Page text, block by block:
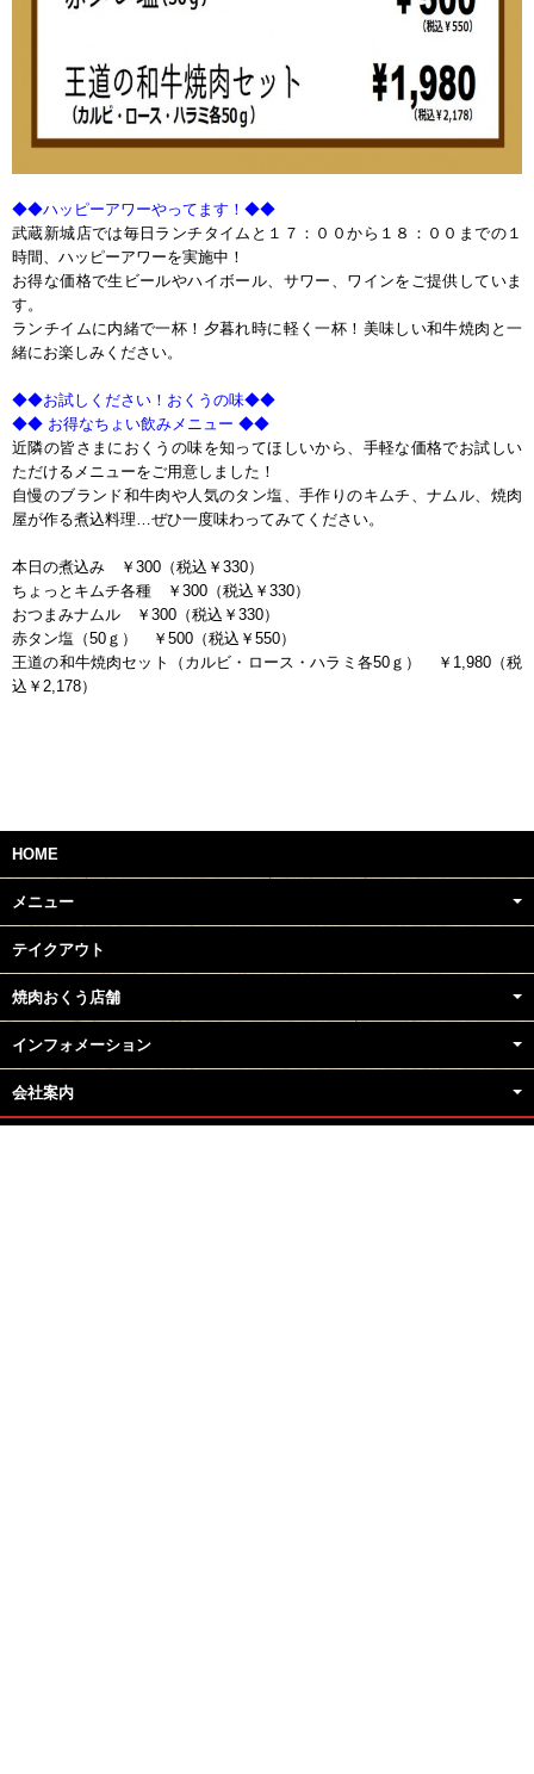
◆◆ハッピーアワーやってます！◆◆
武蔵新城店では毎日ランチタイムと１７：００から１８：００までの１
時間、ハッピーアワーを実施中！
お得な価格で生ビールやハイボール、サワー、ワインをご提供していま
す。
ランチイムに内緒で一杯！夕暮れ時に軽く一杯！美味しい和牛焼肉と一
緒にお楽しみください。
◆◆お試しください！おくうの味◆◆
◆◆ お得なちょい飲みメニュー ◆◆
近隣の皆さまにおくうの味を知ってほしいから、手軽な価格でお試しい
ただけるメニューをご用意しました！
自慢のブランド和牛肉や人気のタン塩、手作りのキムチ、ナムル、焼肉
屋が作る煮込料理…ぜひ一度味わってみてください。
本日の煮込み ￥300（税込￥330）
ちょっとキムチ各種 ￥300（税込￥330）
おつまみナムル ￥300（税込￥330）
赤タン塩（50ｇ） ￥500（税込￥550）
王道の和牛焼肉セット（カルビ・ロース・ハラミ各50ｇ） ￥1,980（税
込￥2,178）
HOME
メニュー
テイクアウト
焼肉おくう店舗
インフォメーション
会社案内